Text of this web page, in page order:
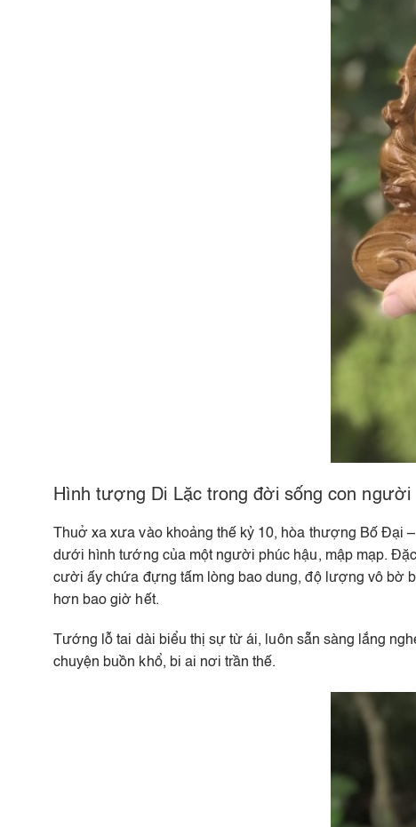
Hình tượng Di Lặc trong đời sống con người
Thuở xa xưa vào khoảng thế kỷ 10, hòa thượng Bố Đại
dưới hình tướng của một người phúc hậu, mập mạp.
cười ấy chứa đựng tấm lòng bao dung, độ lượng vô bờ
hơn bao giờ hết.
Tướng lỗ tai dài biểu thị sự từ ái, luôn sẵn sàng lắng
chuyện buồn khổ, bi ai nơi trần thế.